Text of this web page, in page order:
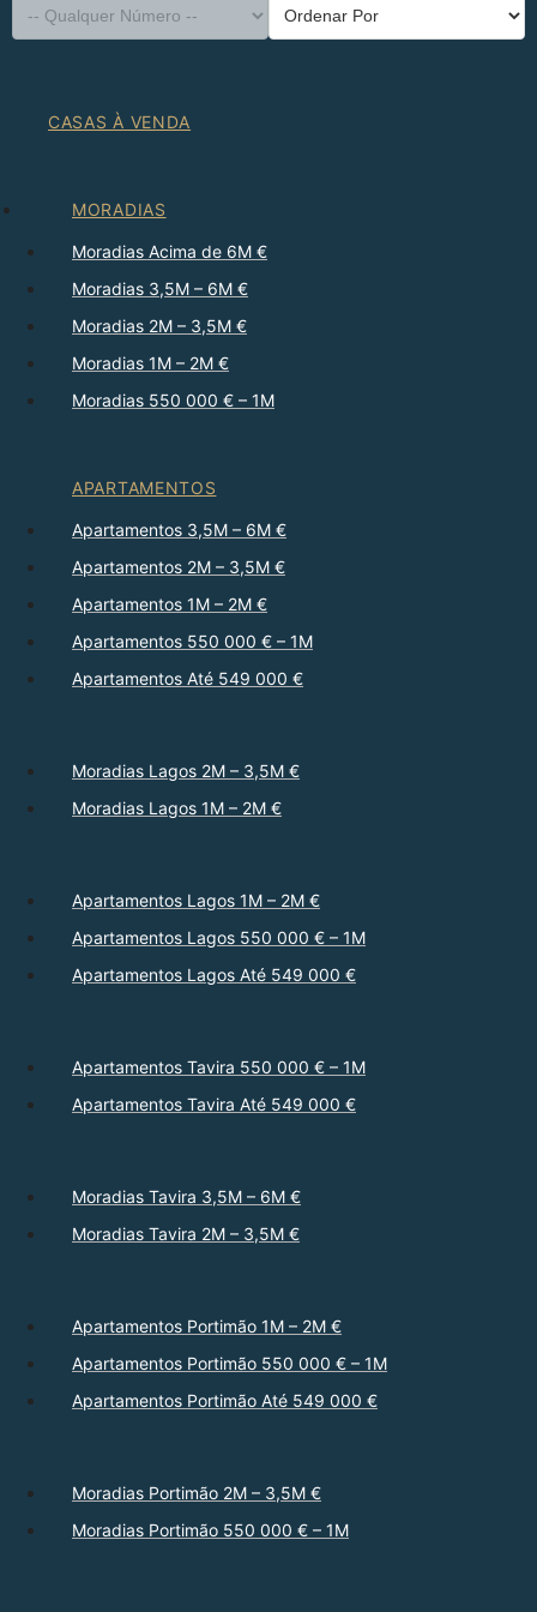
CASAS À VENDA
MORADIAS
Moradias Acima de 6M €
Moradias 3,5M – 6M €
Moradias 2M – 3,5M €
Moradias 1M – 2M €
Moradias 550 000 € – 1M
APARTAMENTOS
Apartamentos 3,5M – 6M €
Apartamentos 2M – 3,5M €
Apartamentos 1M – 2M €
Apartamentos 550 000 € – 1M
Apartamentos Até 549 000 €
Moradias Lagos 2M – 3,5M €
Moradias Lagos 1M – 2M €
Apartamentos Lagos 1M – 2M €
Apartamentos Lagos 550 000 € – 1M
Apartamentos Lagos Até 549 000 €
Apartamentos Tavira 550 000 € – 1M
Apartamentos Tavira Até 549 000 €
Moradias Tavira 3,5M – 6M €
Moradias Tavira 2M – 3,5M €
Apartamentos Portimão 1M – 2M €
Apartamentos Portimão 550 000 € – 1M
Apartamentos Portimão Até 549 000 €
Moradias Portimão 2M – 3,5M €
Moradias Portimão 550 000 € – 1M